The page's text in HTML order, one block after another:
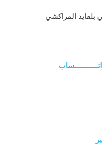
بلقايد المراكشي